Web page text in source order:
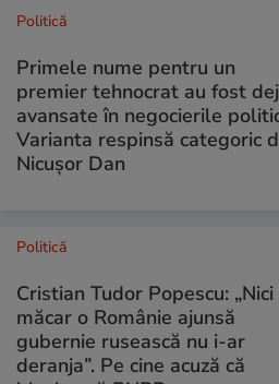
Politică
Primele nume pentru un
premier tehnocrat au fost
avansate în negocierile
Varianta respinsă categoric
Nicușor Dan
Politică
Cristian Tudor Popescu: „Nici
măcar o Românie ajunsă
gubernie rusească nu i-ar
deranja”. Pe cine acuză că